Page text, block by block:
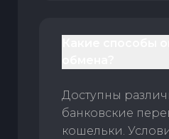
Доступны
банковские
кошельки.